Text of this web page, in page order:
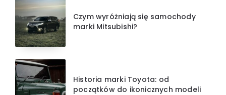
Czym wyróżniają się samochody
marki Mitsubishi?
Historia marki Toyota: od
początków do ikonicznych modeli